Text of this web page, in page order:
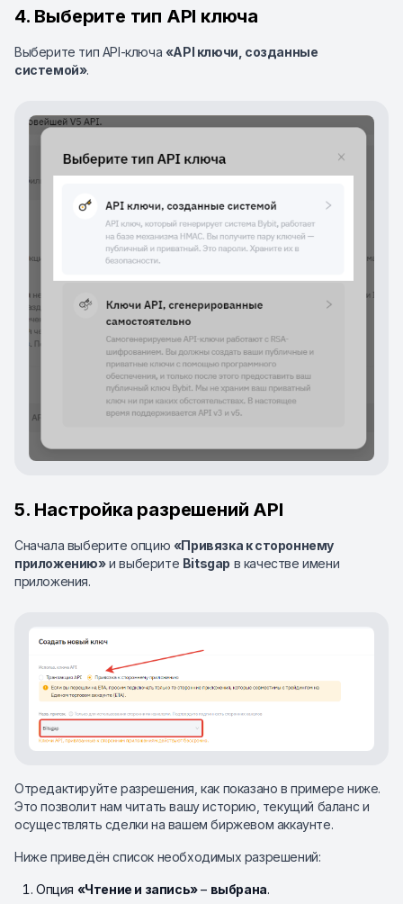
4. Выберите тип API ключа
Выберите тип API-ключа «API ключи, созданные
системой».
5. Настройка разрешений API
Сначала выберите опцию «Привязка к стороннему
приложению»и выберите Bitsgap в качестве имени
приложения.
Отредактируйте разрешения, как показано в примере ниже.
Это позволит нам читать вашу историю, текущий баланс и
осуществлять сделки на вашем биржевом аккаунте.
Ниже приведён список необходимых разрешений:
Опция «Чтение и запись»– выбрана.